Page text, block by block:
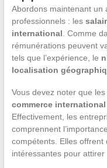
Abordons maintenant un
professionnels : les
international . Comme
rémunérations peuvent
tels que l’expérience, le
localisation
Vous devez noter que les
commerce international
Effectivement, les
comprennent
compétents. Elles
intéressantes pour attirer